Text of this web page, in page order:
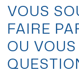
VOUS
FAIRE
OU